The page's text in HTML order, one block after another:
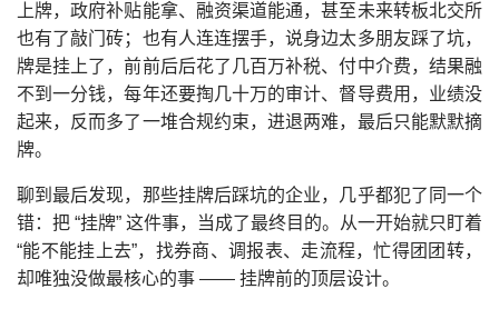
上牌，政府补贴能拿、融资渠道能通，甚至未来转板北交所
也有了敲门砖；也有人连连摆手，说身边太多朋友踩了坑，
牌是挂上了，前前后后花了几百万补税、付中介费，结果融
不到一分钱，每年还要掏几十万的审计、督导费用，业绩没
起来，反而多了一堆合规约束，进退两难，最后只能默默摘
牌。
聊到最后发现，那些挂牌后踩坑的企业，几乎都犯了同一个
错：把 “挂牌” 这件事，当成了最终目的。从一开始就只盯着
“能不能挂上去”，找券商、调报表、走流程，忙得团团转，
却唯独没做最核心的事 —— 挂牌前的顶层设计。